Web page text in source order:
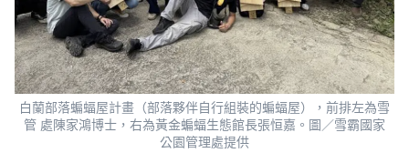
白蘭部落蝙蝠屋計畫（部落夥伴自行組裝的蝙蝠屋），前排左為雪
管 處陳家鴻博士，右為黃金蝙蝠生態館長張恒嘉。圖／雪霸國家
公園管理處提供